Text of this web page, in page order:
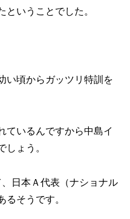
ということでした。
い頃からガッツリ特訓を
ているんですから中島イ
しょう。
日本Ａ代表（ナショナル
るそうです。